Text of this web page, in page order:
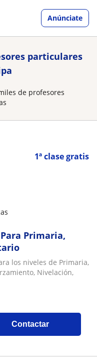
Anúnciate
particulares
de profesores
1ª clase gratis
Primaria,
los niveles de Primaria,
Nivelación,
Contactar